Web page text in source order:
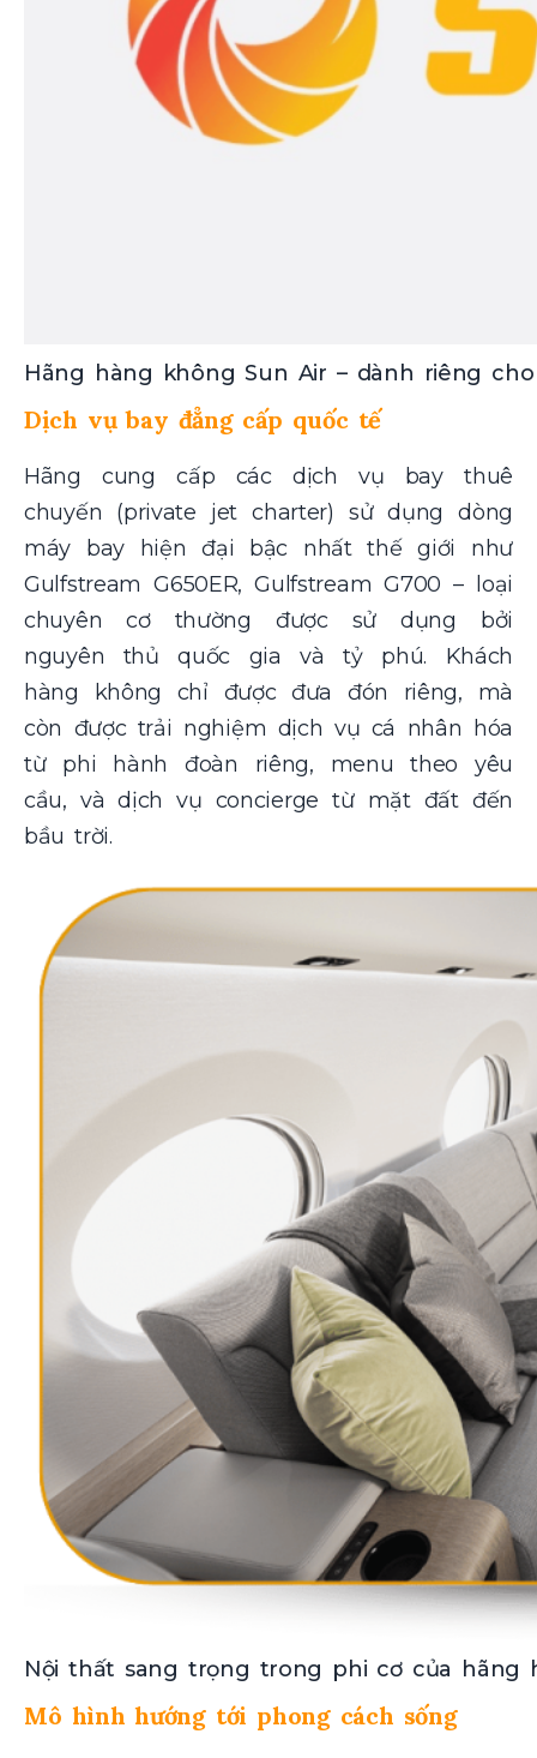
Hãng hàng không Sun Air – dành riêng
Dịch vụ bay đẳng cấp quốc tế
Hãng cung cấp các dịch vụ bay thuê
chuyến (private jet charter) sử dụng dòng
máy bay hiện đại bậc nhất thế giới như
Gulfstream G650ER, Gulfstream G700 – loại
chuyên cơ thường được sử dụng bởi
nguyên thủ quốc gia và tỷ phú. Khách
hàng không chỉ được đưa đón riêng, mà
còn được trải nghiệm dịch vụ cá nhân hóa
từ phi hành đoàn riêng, menu theo yêu
cầu, và dịch vụ concierge từ mặt đất đến
bầu trời.
Nội thất sang trọng trong phi cơ của hãng
Mô hình hướng tới phong cách sống